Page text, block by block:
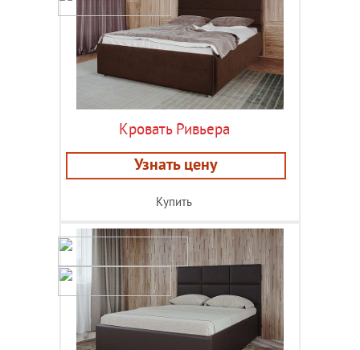
Кровать Ривьера
Узнать цену
Купить